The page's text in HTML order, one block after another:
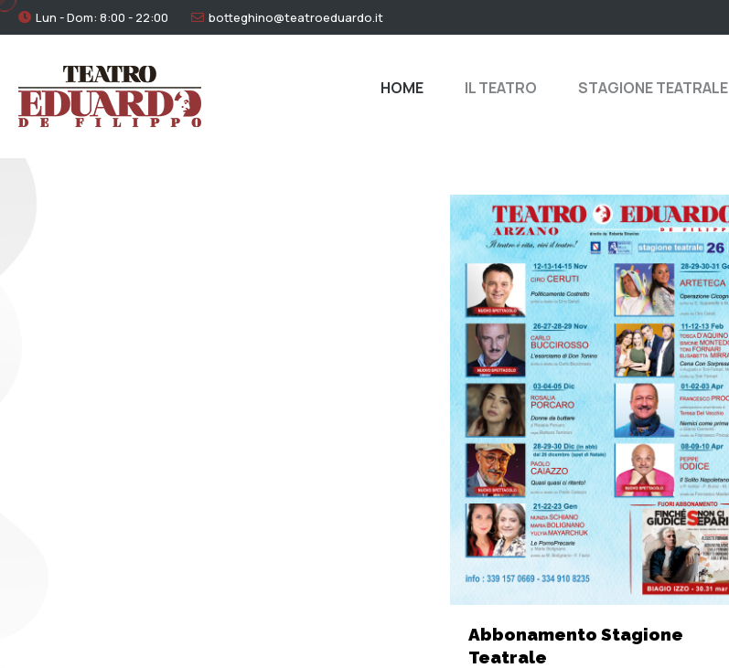
Lun - Dom: 8:00 - 22:00 botteghino@teatroeduardo.it
HOME IL TEATRO STAGIONE TEATRALE
Abbonamento Stagione
Teatrale